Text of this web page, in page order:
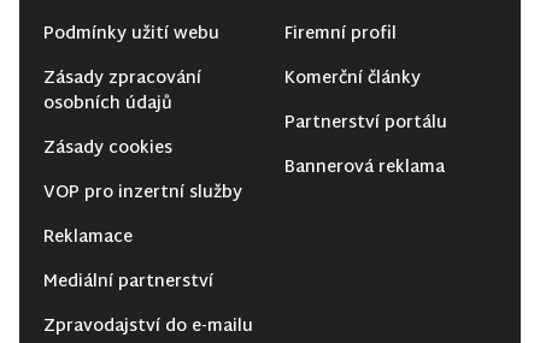
Podmínky užití webu
Zásady zpracování
osobních údajů
Zásady cookies
VOP pro inzertní služby
Reklamace
Mediální partnerství
Zpravodajství do e-mailu
Firemní profil
Komerční články
Partnerství portálu
Bannerová reklama